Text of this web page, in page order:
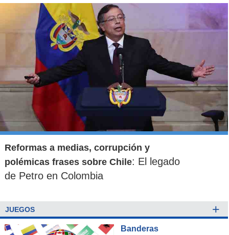
Reformas a medias, corrupción y
polémicas frases sobre Chile: El legado
de Petro en Colombia
JUEGOS +
Banderas